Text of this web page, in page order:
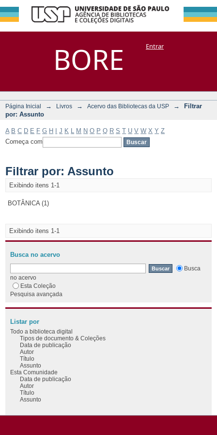
BORE
Filtrar por:
Assunto
DSpace/Manakin + CoriscoEntrar
Página Inicial → Livros → Acervo das Bibliotecas da USP →
Filtrar
por: Assunto
A B C D E F G H J K M N O P Q R S T U V W X Y Z
Começa com
Filtrar por: Assunto
Exibindo itens 1-1
BOTÂNICA (1)
Exibindo itens 1-1
Busca no acervo
Busca
no acervo
Esta Coleção
Pesquisa avançada
Listar por
Todo a biblioteca digital
Tipos de documento & Coleções
Data de publicação
Autor
Título
Assunto
Esta Comunidade
Data de publicação
Autor
Título
Assunto